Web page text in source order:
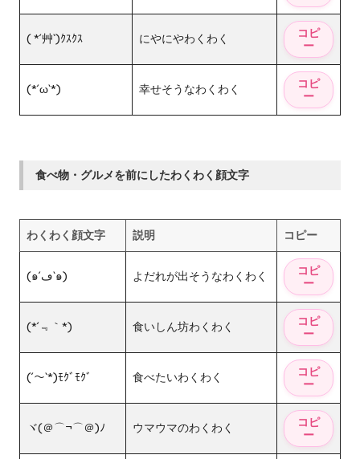
( *´艸`)ｸｽｸｽ にやにやわくわく
(*´ω`*) 幸せそうなわくわく
食べ物・グルメを前にしたわくわく顔文字
わくわく顔文字 説明 コピー
(๑´ڡ`๑) よだれが出そうなわくわく
(*´﹃｀*) 食いしん坊わくわく
(´〜`*)ﾓｸﾞﾓｸﾞ 食べたいわくわく
ヾ(＠⌒¬⌒＠)ﾉ ウマウマのわくわく